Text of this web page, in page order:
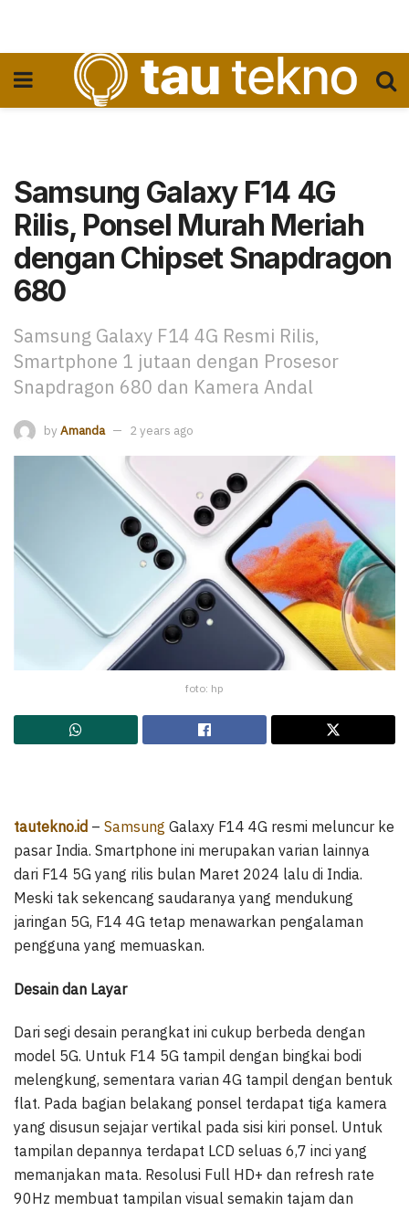
Samsung Galaxy F14 4G
Rilis, Ponsel Murah Meriah
dengan Chipset Snapdragon
680
Samsung Galaxy F14 4G Resmi Rilis,
Smartphone 1 jutaan dengan Prosesor
Snapdragon 680 dan Kamera Andal
by Amanda 2 years ago
foto: hp
tautekno.id – Samsung Galaxy F14 4G resmi meluncur ke
pasar India. Smartphone ini merupakan varian lainnya
dari F14 5G yang rilis bulan Maret 2024 lalu di India.
Meski tak sekencang saudaranya yang mendukung
jaringan 5G, F14 4G tetap menawarkan pengalaman
pengguna yang memuaskan.
Desain dan Layar
Dari segi desain perangkat ini cukup berbeda dengan
model 5G. Untuk F14 5G tampil dengan bingkai bodi
melengkung, sementara varian 4G tampil dengan bentuk
flat. Pada bagian belakang ponsel terdapat tiga kamera
yang disusun sejajar vertikal pada sisi kiri ponsel. Untuk
tampilan depannya terdapat LCD seluas 6,7 inci yang
memanjakan mata. Resolusi Full HD+ dan refresh rate
90Hz membuat tampilan visual semakin tajam dan